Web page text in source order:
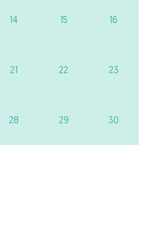
14 15 16
21 22 23
28 29 30